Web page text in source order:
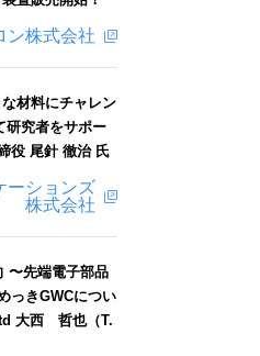
ン株式会社
材料にチャレン
研究者をサポー
役 尾針 徹治 氏
ーションズ
株式会社
〜先端電子部品
っきGWCについ
大西 哲也（T.